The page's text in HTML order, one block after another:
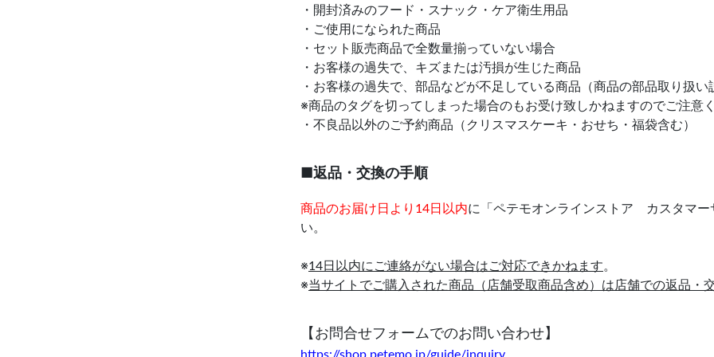
・開封済みのフード・スナック・ケア衛生用品
・ご使用になられた商品
・セット販売商品で全数量揃っていない場合
・お客様の過失で、キズまたは汚損が生じた商品
・お客様の過失で、部品などが不足している商品（商品の部品取り扱
※商品のタグを切ってしまった場合のもお受け致しかねますのでご注意
・不良品以外のご予約商品（クリスマスケーキ・おせち・福袋含む）
■返品・交換の手順
商品のお届け日より14日以内に「ペテモオンラインストア カスタマー
い。
※14日以内にご連絡がない場合はご対応できかねます。
※当サイトでご購入された商品（店舗受取商品含め）は店舗での返品・
【お問合せフォームでのお問い合わせ】